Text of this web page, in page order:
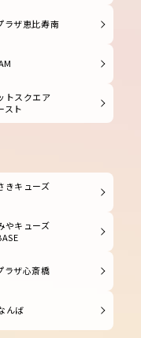
ラザ恵比寿南
トスクエア
スト
きキューズ
やキューズ
ラザ心斎橋
んば